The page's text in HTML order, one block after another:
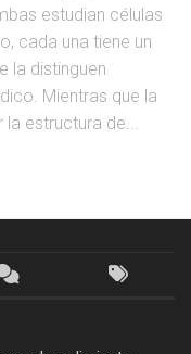
estudian células
cada una tiene un
la distinguen
Mientras que la
estructura de...